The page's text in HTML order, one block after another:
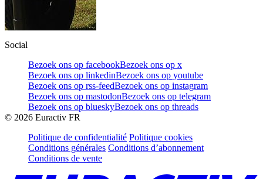
Social
Bezoek ons op facebookBezoek ons op x
Bezoek ons op linkedinBezoek ons op youtube
Bezoek ons op rss-feedBezoek ons op instagram
Bezoek ons op mastodonBezoek ons op telegram
Bezoek ons op blueskyBezoek ons op threads
© 2026 Euractiv FR
Politique de confidentialité Politique cookies
Conditions générales Conditions d’abonnement
Conditions de vente